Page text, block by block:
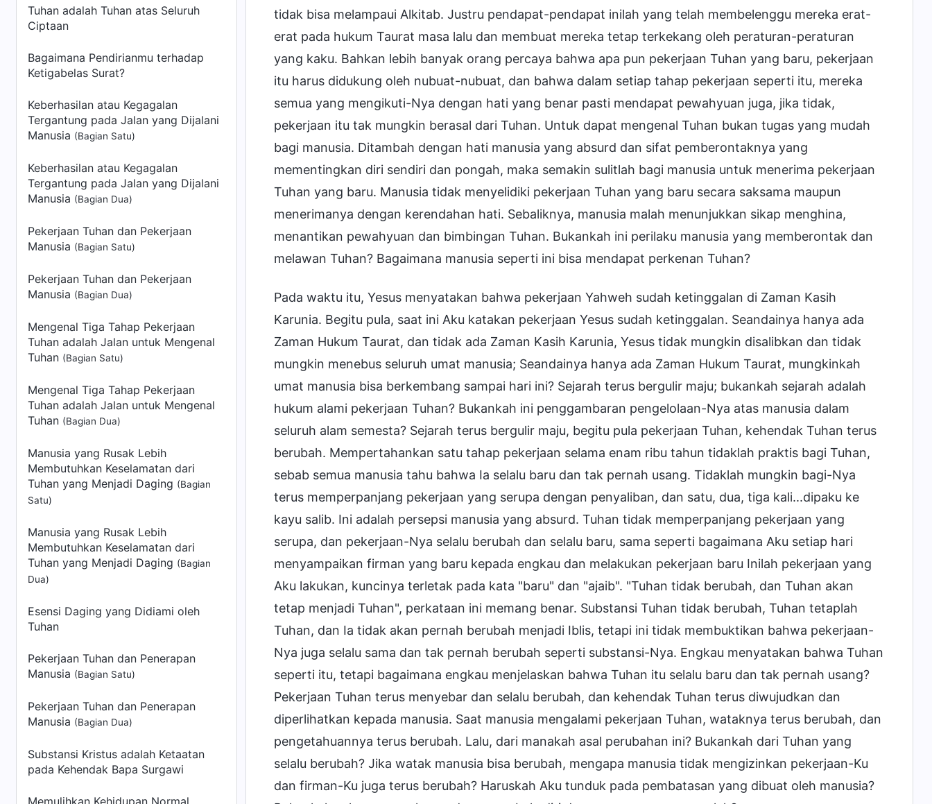
Tuhan adalah Tuhan atas Seluruh
Ciptaan
Bagaimana Pendirianmu terhadap
Ketigabelas Surat?
Keberhasilan atau Kegagalan
Tergantung pada Jalan yang Dijalani
Manusia (Bagian Satu)
Keberhasilan atau Kegagalan
Tergantung pada Jalan yang Dijalani
Manusia (Bagian Dua)
Pekerjaan Tuhan dan Pekerjaan
Manusia (Bagian Satu)
Pekerjaan Tuhan dan Pekerjaan
Manusia (Bagian Dua)
Mengenal Tiga Tahap Pekerjaan
Tuhan adalah Jalan untuk Mengenal
Tuhan (Bagian Satu)
Mengenal Tiga Tahap Pekerjaan
Tuhan adalah Jalan untuk Mengenal
Tuhan (Bagian Dua)
Manusia yang Rusak Lebih
Membutuhkan Keselamatan dari
Tuhan yang Menjadi Daging (Bagian
Satu)
Manusia yang Rusak Lebih
Membutuhkan Keselamatan dari
Tuhan yang Menjadi Daging (Bagian
Dua)
Esensi Daging yang Didiami oleh
Tuhan
Pekerjaan Tuhan dan Penerapan
Manusia (Bagian Satu)
Pekerjaan Tuhan dan Penerapan
Manusia (Bagian Dua)
Substansi Kristus adalah Ketaatan
pada Kehendak Bapa Surgawi
Memulihkan Kehidupan Normal
tidak bisa melampaui Alkitab. Justru pendapat-pendapat inilah yang telah membelenggu mereka erat-
erat pada hukum Taurat masa lalu dan membuat mereka tetap terkekang oleh peraturan-peraturan
yang kaku. Bahkan lebih banyak orang percaya bahwa apa pun pekerjaan Tuhan yang baru, pekerjaan
itu harus didukung oleh nubuat-nubuat, dan bahwa dalam setiap tahap pekerjaan seperti itu, mereka
semua yang mengikuti-Nya dengan hati yang benar pasti mendapat pewahyuan juga, jika tidak,
pekerjaan itu tak mungkin berasal dari Tuhan. Untuk dapat mengenal Tuhan bukan tugas yang mudah
bagi manusia. Ditambah dengan hati manusia yang absurd dan sifat pemberontaknya yang
mementingkan diri sendiri dan pongah, maka semakin sulitlah bagi manusia untuk menerima pekerjaan
Tuhan yang baru. Manusia tidak menyelidiki pekerjaan Tuhan yang baru secara saksama maupun
menerimanya dengan kerendahan hati. Sebaliknya, manusia malah menunjukkan sikap menghina,
menantikan pewahyuan dan bimbingan Tuhan. Bukankah ini perilaku manusia yang memberontak dan
melawan Tuhan? Bagaimana manusia seperti ini bisa mendapat perkenan Tuhan?
Pada waktu itu, Yesus menyatakan bahwa pekerjaan Yahweh sudah ketinggalan di Zaman Kasih
Karunia. Begitu pula, saat ini Aku katakan pekerjaan Yesus sudah ketinggalan. Seandainya hanya ada
Zaman Hukum Taurat, dan tidak ada Zaman Kasih Karunia, Yesus tidak mungkin disalibkan dan tidak
mungkin menebus seluruh umat manusia; Seandainya hanya ada Zaman Hukum Taurat, mungkinkah
umat manusia bisa berkembang sampai hari ini? Sejarah terus bergulir maju; bukankah sejarah adalah
hukum alami pekerjaan Tuhan? Bukankah ini penggambaran pengelolaan-Nya atas manusia dalam
seluruh alam semesta? Sejarah terus bergulir maju, begitu pula pekerjaan Tuhan, kehendak Tuhan terus
berubah. Mempertahankan satu tahap pekerjaan selama enam ribu tahun tidaklah praktis bagi Tuhan,
sebab semua manusia tahu bahwa Ia selalu baru dan tak pernah usang. Tidaklah mungkin bagi-Nya
terus memperpanjang pekerjaan yang serupa dengan penyaliban, dan satu, dua, tiga kali...dipaku ke
kayu salib. Ini adalah persepsi manusia yang absurd. Tuhan tidak memperpanjang pekerjaan yang
serupa, dan pekerjaan-Nya selalu berubah dan selalu baru, sama seperti bagaimana Aku setiap hari
menyampaikan firman yang baru kepada engkau dan melakukan pekerjaan baru Inilah pekerjaan yang
Aku lakukan, kuncinya terletak pada kata "baru" dan "ajaib". "Tuhan tidak berubah, dan Tuhan akan
tetap menjadi Tuhan", perkataan ini memang benar. Substansi Tuhan tidak berubah, Tuhan tetaplah
Tuhan, dan Ia tidak akan pernah berubah menjadi Iblis, tetapi ini tidak membuktikan bahwa pekerjaan-
Nya juga selalu sama dan tak pernah berubah seperti substansi-Nya. Engkau menyatakan bahwa Tuhan
seperti itu, tetapi bagaimana engkau menjelaskan bahwa Tuhan itu selalu baru dan tak pernah usang?
Pekerjaan Tuhan terus menyebar dan selalu berubah, dan kehendak Tuhan terus diwujudkan dan
diperlihatkan kepada manusia. Saat manusia mengalami pekerjaan Tuhan, wataknya terus berubah, dan
pengetahuannya terus berubah. Lalu, dari manakah asal perubahan ini? Bukankah dari Tuhan yang
selalu berubah? Jika watak manusia bisa berubah, mengapa manusia tidak mengizinkan pekerjaan-Ku
dan firman-Ku juga terus berubah? Haruskah Aku tunduk pada pembatasan yang dibuat oleh manusia?